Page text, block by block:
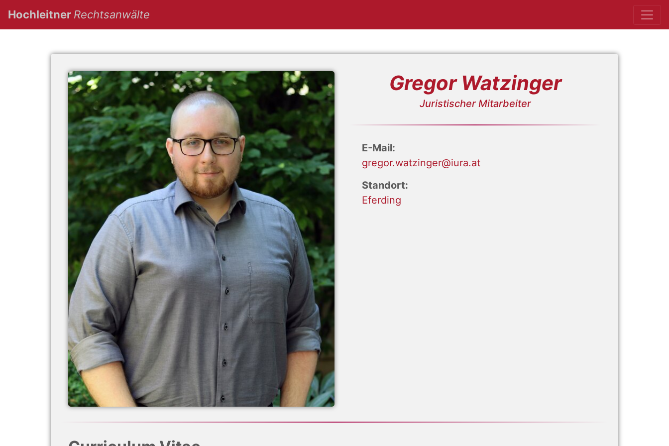
Hochleitner Rechtsanwälte
Gregor Watzinger
Juristischer Mitarbeiter
E-Mail:
gregor.watzinger@iura.at
Standort:
Eferding